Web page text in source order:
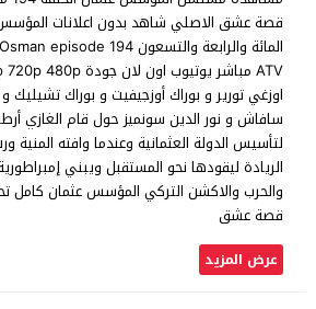
اوزغي تورير و بوراك أوزجيفيت و بوراك تشيليك
سافاش و نور الدين سونميز حول قام الغازي
لتأسيس الدولة العثمانية وعندما وافته المنية
الريادة ليقودها نحو المستقبل ويبني
والحرب والاكشن التركي المؤسس عثمان كامل
قصة عشق
عرض المزيد